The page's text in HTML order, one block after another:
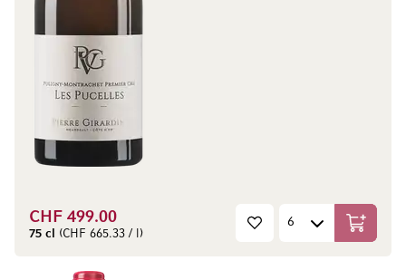
CHF 499.00
75 cl (CHF 665.33 / l) In den